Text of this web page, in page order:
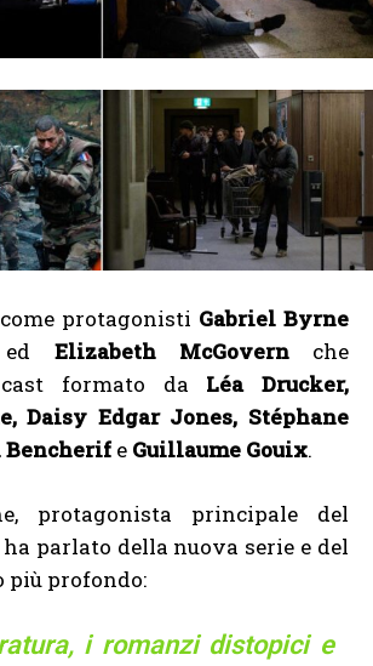
protagonisti Gabriel Byrne
Elizabeth McGovernche
formato da Léa Drucker,
Daisy Edgar Jones, Stéphane
Bencherif e Guillaume Gouix.
protagonista principale del
parlato della nuova serie e del
più profondo:
i romanzi distopici e